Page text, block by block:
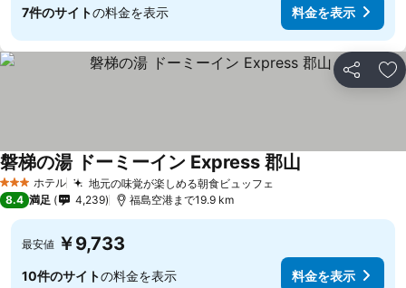
7件のサイトの料金を表示 料金を表示
シェア お
3 ホテルのランク
ホテル 地元の味覚が楽しめる朝食ビュッフェ
磐梯の湯 ドーミーイン Express 郡山
8.4 満足 4,239 福島空港まで19.9 km
最安値 ￥9,733
10件のサイトの料金を表示 料金を表示